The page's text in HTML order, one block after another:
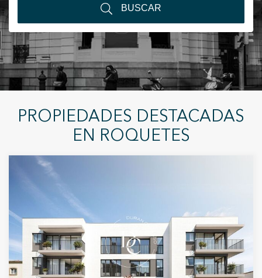
+34 935 178 067
BUSCAR
PROPIEDADES DESTACADAS
EN ROQUETES
Modificar cookies
Siempre activas
información con la finalidad de mejorar nuestros servicios.
Si continua navegando, supone la aceptación de la
dificultades de navegación de la página web.
Analíticas y personalización
Permiten realizar el seguimiento y análisis del
comportamiento de los usuarios de este sitio web. La